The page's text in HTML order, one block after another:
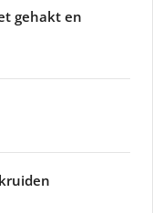
gehakt en